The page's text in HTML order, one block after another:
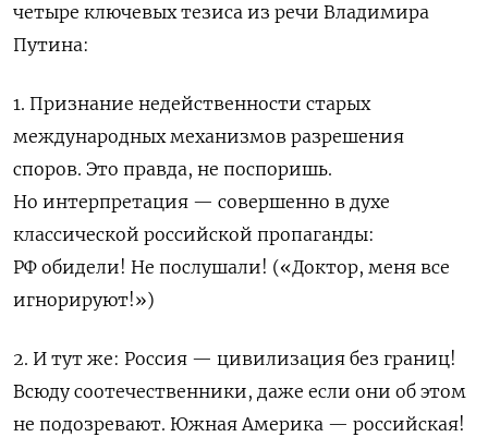
четыре ключевых тезиса из речи Владимира
Путина:
1. Признание недейственности старых
международных механизмов разрешения
споров. Это правда, не поспоришь.
Но интерпретация — совершенно в духе
классической российской пропаганды:
РФ обидели! Не послушали! («Доктор, меня все
игнорируют!»)
2. И тут же: Россия — цивилизация без границ!
Всюду соотечественники, даже если они об этом
не подозревают. Южная Америка — российская!